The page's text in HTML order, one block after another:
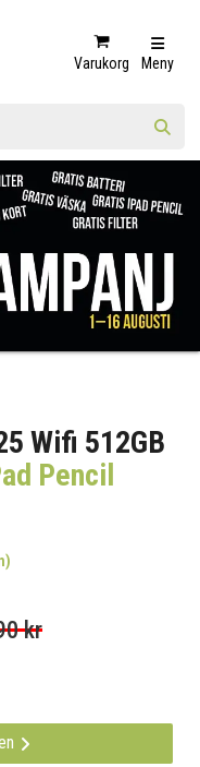
Varukorg Meny
Wifi 512GB
Pencil
kr